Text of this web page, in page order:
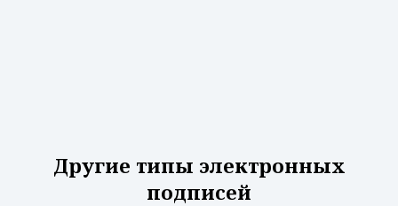
Другие типы электронных
подписей